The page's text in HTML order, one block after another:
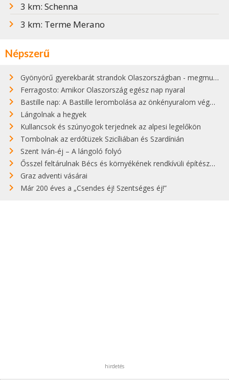
3 km: Schenna
3 km: Terme Merano
Népszerű
Gyönyörű gyerekbarát strandok Olaszországban - megmutatjuk a 15 legjobbat
Ferragosto: Amikor Olaszország egész nap nyaral
Bastille nap: A Bastille lerombolása az önkényuralom végét jelentette
Lángolnak a hegyek
Kullancsok és szúnyogok terjednek az alpesi legelőkön
Tombolnak az erdőtüzek Szicíliában és Szardínián
Szent Iván-éj – A lángoló folyó
Ősszel feltárulnak Bécs és környékének rendkívüli építészeti kincsei
Graz adventi vásárai
Már 200 éves a „Csendes éj! Szentséges éj!”
hirdetés